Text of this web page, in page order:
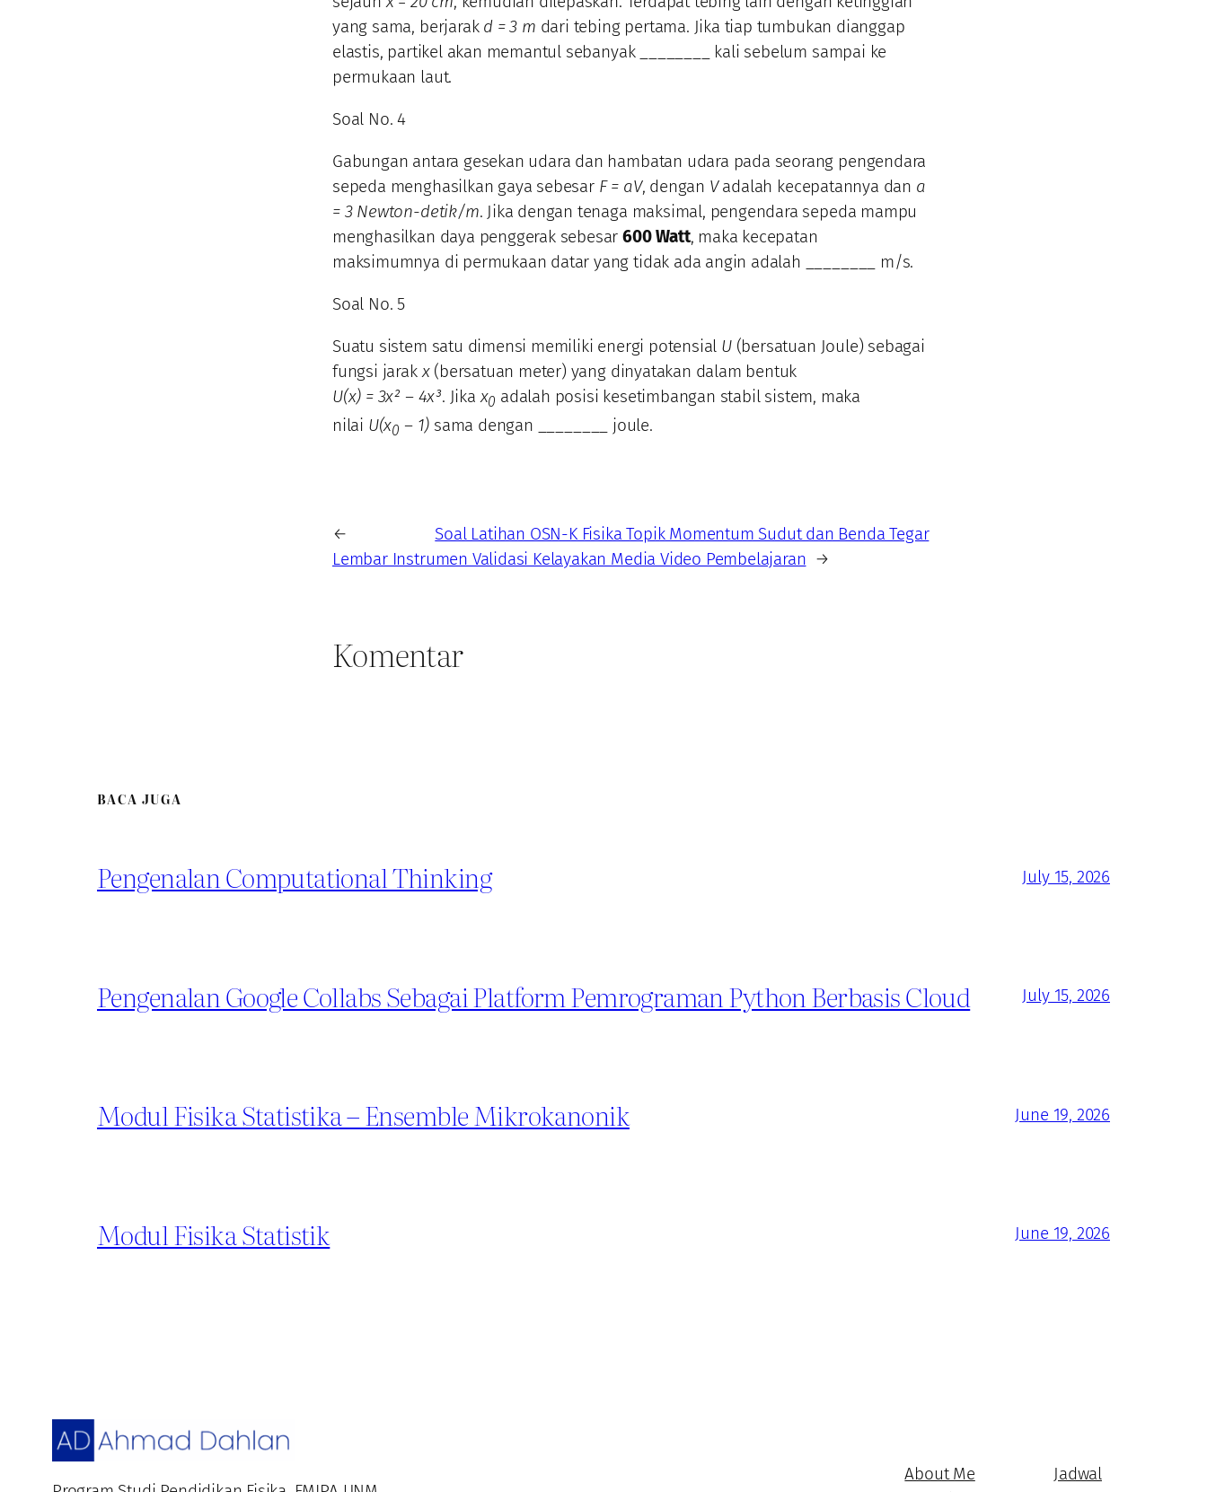
yang sama, berjarak d = 3 m dari tebing pertama. Jika tiap tumbukan dianggap
elastis, partikel akan memantul sebanyak ________ kali sebelum sampai ke
permukaan laut.
Soal No. 4
Gabungan antara gesekan udara dan hambatan udara pada seorang pengendara
sepeda menghasilkan gaya sebesar F = aV, dengan Vadalah kecepatannya dan a
= 3 Newton-detik/m. Jika dengan tenaga maksimal, pengendara sepeda mampu
menghasilkan daya penggerak sebesar600 Watt, maka kecepatan
maksimumnya di permukaan datar yang tidak ada angin adalah ________ m/s.
Soal No. 5
Suatu sistem satu dimensi memiliki energi potensial U(bersatuan Joule) sebagai
fungsi jarakx(bersatuan meter) yang dinyatakan dalam bentuk
U(x) = 3x² – 4x³. Jikax0 adalah posisi kesetimbangan stabil sistem, maka
nilai U(x0 – 1) sama dengan ________ joule.
←
Soal Latihan OSN-K Fisika Topik Momentum Sudut dan Benda Tegar
Lembar Instrumen Validasi Kelayakan Media Video Pembelajaran →
Komentar
BACA JUGA
Pengenalan Computational Thinking July 15, 2026
Pengenalan Google Collabs Sebagai Platform Pemrograman Python Berbasis Cloud July 15, 2026
Modul Fisika Statistika – Ensemble Mikrokanonik June 19, 2026
Modul Fisika Statistik June 19, 2026
About Me
Jadwal